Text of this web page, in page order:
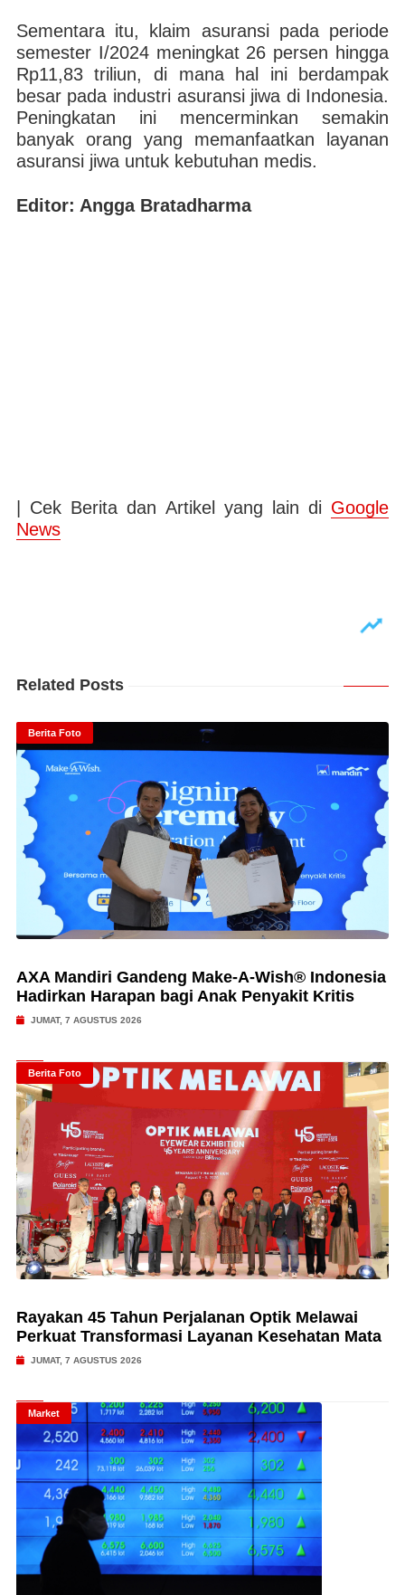
Sementara itu, klaim asuransi pada periode
semester I/2024 meningkat 26 persen hingga
Rp11,83 triliun, di mana hal ini berdampak
besar pada industri asuransi jiwa di Indonesia.
Peningkatan ini mencerminkan semakin
banyak orang yang memanfaatkan layanan
asuransi jiwa untuk kebutuhan medis.
Editor: Angga Bratadharma
| Cek Berita dan Artikel yang lain di Google
News
Related Posts
Berita Foto
AXA Mandiri Gandeng Make-A-Wish® Indonesia
Hadirkan Harapan bagi Anak Penyakit Kritis
JUMAT, 7 AGUSTUS 2026
Berita Foto
Rayakan 45 Tahun Perjalanan Optik Melawai
Perkuat Transformasi Layanan Kesehatan Mata
JUMAT, 7 AGUSTUS 2026
Market